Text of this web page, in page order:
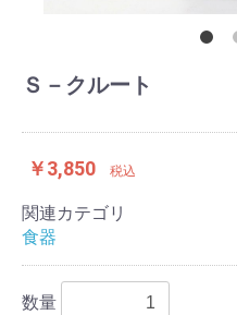
Ｓ－クルート
￥3,850 税込
関連カテゴリ
食器
数量